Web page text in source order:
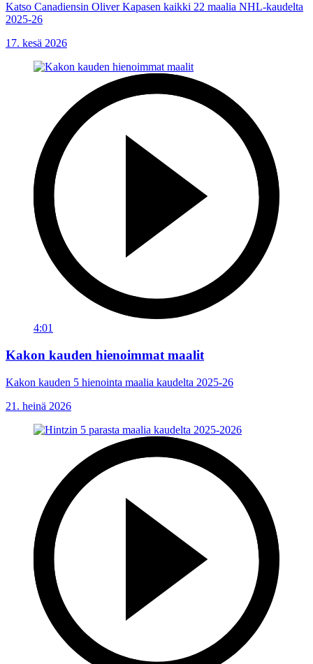
Katso Canadiensin Oliver Kapasen kaikki 22 maalia NHL-kaudelta
2025-26
17. kesä 2026
4:01
Kakon kauden hienoimmat maalit
Kakon kauden 5 hienointa maalia kaudelta 2025-26
21. heinä 2026